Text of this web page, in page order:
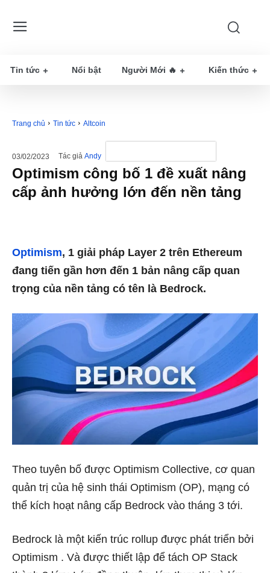
Tin tức Nổi bật Người Mới 🔥 Kiến thức
Trang chủ Tin tức Altcoin
03/02/2023 Tác giả Andy
Optimism công bố 1 đề xuất nâng
cấp ảnh hưởng lớn đến nền tảng
Optimism, 1 giải pháp Layer 2 trên Ethereum
đang tiến gần hơn đến 1 bản nâng cấp quan
trọng của nền tảng có tên là Bedrock.
Theo tuyên bố được Optimism Collective, cơ quan
quản trị của hệ sinh thái Optimism (OP), mạng có
thể kích hoạt nâng cấp Bedrock vào tháng 3 tới.
Bedrock là một kiến ​​trúc rollup được phát triển bởi
Optimism . Và được thiết lập để tách OP Stack